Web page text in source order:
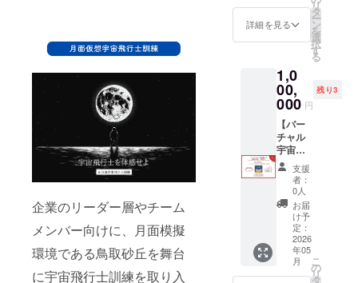
企業のリーダー層やチーム
メンバー向けに、月面模擬
環境である鳥取砂丘を舞台
に宇宙飛行士訓練を取り入
ます。
ページ
または
せいた
しま
す。
※お名前
は全角
角文字
で12字
以内と
させて
いただ
きま
す。
※HPへ
の氏名
掲載期
間につ
いて
は、後
日メイ
ンペー
ジ内に
て掲載
後日
メール
にてご
連絡い
す。
催地
で、
「バー
チャル
行士選
抜試
験」を
開催い
たしま
す。 ※
開催に
かかる
人件費
や機材
費は別
途必要
となり
ます。
※備考欄
に企
業・団
詳細を見る
リ
タ
ー
ン
を
選
択
す
る
1,0
00,
000 円
残り3
【バー
チャル
宇宙飛
行士選
抜試
験 開
催券】
※企業・
団体様
のみ ご
希望の
開催地
で、
支援
者：
0人
お届
け予
定：
2026
年05
月
こ
の
リ
タ